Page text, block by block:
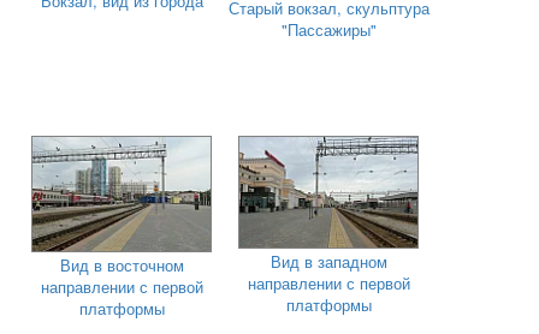
Старый вокзал, скульптура
"Пассажиры"
Вид в восточном
направлении с первой
платформы
Вид в западном
направлении с первой
платформы